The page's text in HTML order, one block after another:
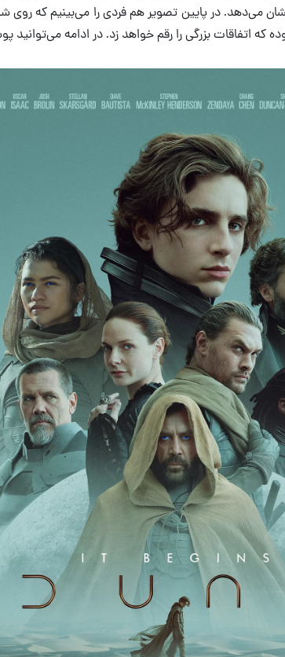
می‌دهد. در پایین تصویر هم فردی را می‌بینیم که روی
اتفاقات بزرگی را رقم خواهد زد. در ادامه می‌توانید